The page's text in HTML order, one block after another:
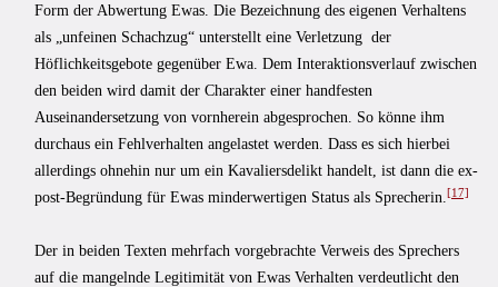
Form der Abwertung Ewas. Die Bezeichnung des eigenen Verhaltens
als „unfeinen Schachzug“ unterstellt eine Verletzung der
Höflichkeitsgebote gegenüber Ewa. Dem Interaktionsverlauf zwischen
den beiden wird damit der Charakter einer handfesten
Auseinandersetzung von vornherein abgesprochen. So könne ihm
durchaus ein Fehlverhalten angelastet werden. Dass es sich hierbei
allerdings ohnehin nur um ein Kavaliersdelikt handelt, ist dann die ex-
post-Begründung für Ewas minderwertigen Status als Sprecherin. [17]
Der in beiden Texten mehrfach vorgebrachte Verweis des Sprechers
auf die mangelnde Legitimität von Ewas Verhalten verdeutlicht den